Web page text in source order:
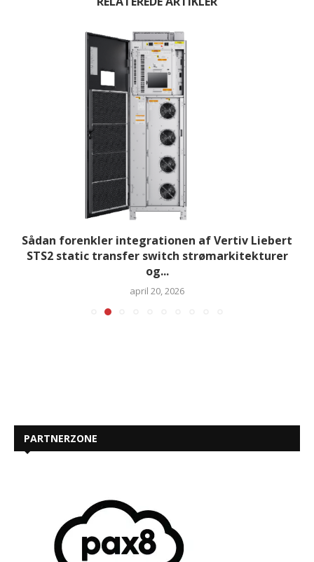
Sådan forenkler integrationen af Vertiv Liebert
STS2 static transfer switch strømarkitekturer
og...
april 20, 2026
PARTNERZONE